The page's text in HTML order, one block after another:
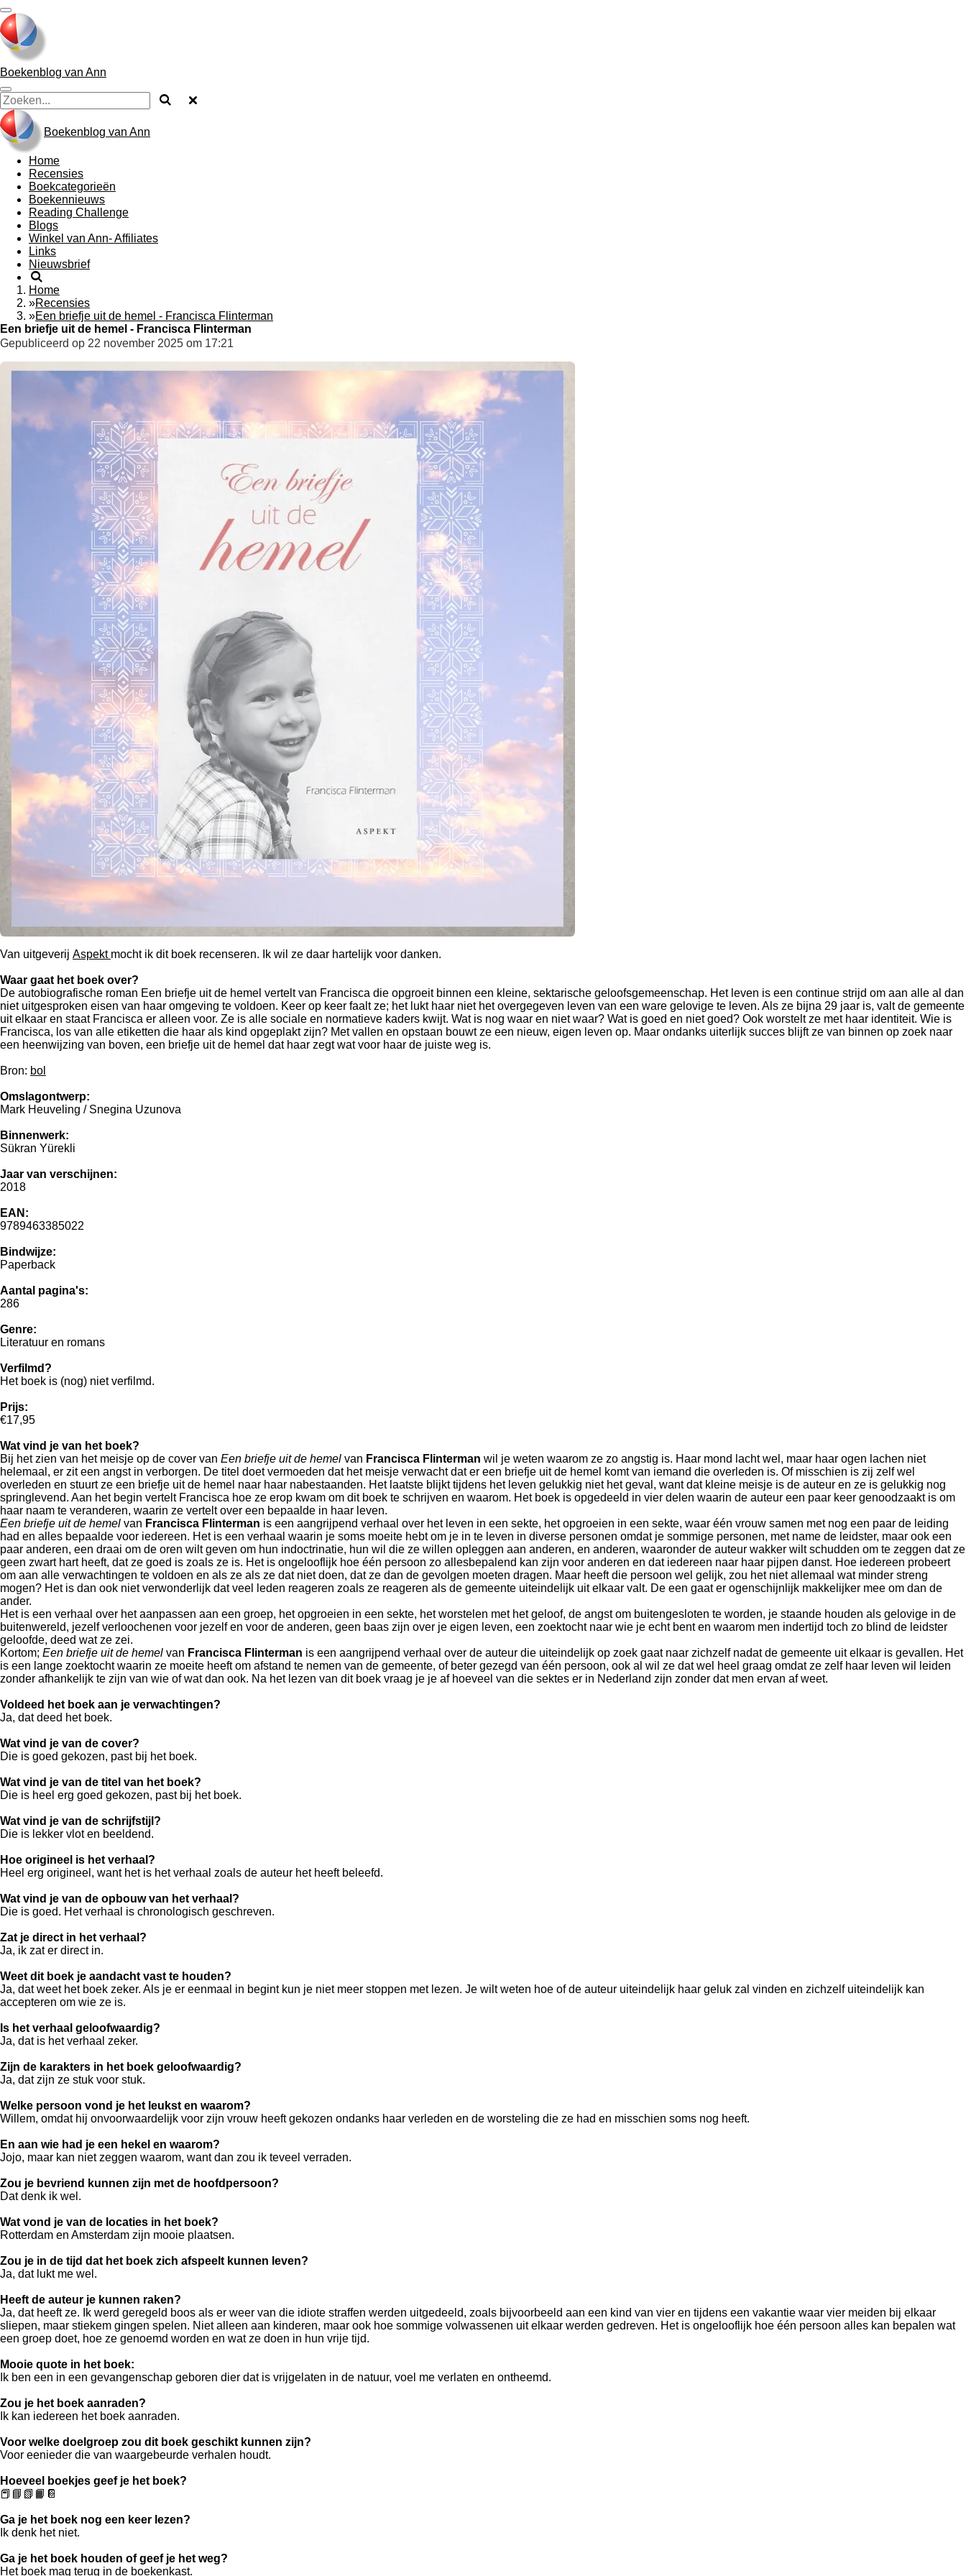
Ga
direct
naar
de
hoofdinhoud
Boekenblog van Ann
Boekenblog van Ann
Home
Recensies
Boekcategorieën
Boekennieuws
Reading Challenge
Blogs
Winkel van Ann- Affiliates
Links
Nieuwsbrief
Home
»Recensies
»Een briefje uit de hemel - Francisca Flinterman
Een briefje uit de hemel - Francisca Flinterman
Gepubliceerd op 22 november 2025 om 17:21
Van uitgeverij Aspekt mocht ik dit boek recenseren. Ik wil ze daar hartelijk voor danken.
Waar gaat het boek over?
De autobiografische roman Een briefje uit de hemel vertelt van Francisca die opgroeit binnen een kleine, sektarische geloofsgemeenschap. Het leven is een continue strijd om aan alle al dan
niet uitgesproken eisen van haar omgeving te voldoen. Keer op keer faalt ze; het lukt haar niet het overgegeven leven van een ware gelovige te leven. Als ze bijna 29 jaar is, valt de gemeente
uit elkaar en staat Francisca er alleen voor. Ze is alle sociale en normatieve kaders kwijt. Wat is nog waar en niet waar? Wat is goed en niet goed? Ook worstelt ze met haar identiteit. Wie is
Francisca, los van alle etiketten die haar als kind opgeplakt zijn? Met vallen en opstaan bouwt ze een nieuw, eigen leven op. Maar ondanks uiterlijk succes blijft ze van binnen op zoek naar
een heenwijzing van boven, een briefje uit de hemel dat haar zegt wat voor haar de juiste weg is.
Bron: bol
Omslagontwerp:
Mark Heuveling / Snegina Uzunova
Binnenwerk:
Sükran Yürekli
Jaar van verschijnen:
2018
EAN:
9789463385022
Bindwijze:
Paperback
Aantal pagina's:
286
Genre:
Literatuur en romans
Verfilmd?
Het boek is (nog) niet verfilmd.
Prijs:
€17,95
Wat vind je van het boek?
Bij het zien van het meisje op de cover van Een briefje uit de hemel van Francisca Flinterman wil je weten waarom ze zo angstig is. Haar mond lacht wel, maar haar ogen lachen niet
helemaal, er zit een angst in verborgen. De titel doet vermoeden dat het meisje verwacht dat er een briefje uit de hemel komt van iemand die overleden is. Of misschien is zij zelf wel
overleden en stuurt ze een briefje uit de hemel naar haar nabestaanden. Het laatste blijkt tijdens het leven gelukkig niet het geval, want dat kleine meisje is de auteur en ze is gelukkig nog
springlevend. Aan het begin vertelt Francisca hoe ze erop kwam om dit boek te schrijven en waarom. Het boek is opgedeeld in vier delen waarin de auteur een paar keer genoodzaakt is om
haar naam te veranderen, waarin ze vertelt over een bepaalde in haar leven.
Een briefje uit de hemel van Francisca Flinterman is een aangrijpend verhaal over het leven in een sekte, het opgroeien in een sekte, waar één vrouw samen met nog een paar de leiding
had en alles bepaalde voor iedereen. Het is een verhaal waarin je soms moeite hebt om je in te leven in diverse personen omdat je sommige personen, met name de leidster, maar ook een
paar anderen, een draai om de oren wilt geven om hun indoctrinatie, hun wil die ze willen opleggen aan anderen, en anderen, waaronder de auteur wakker wilt schudden om te zeggen dat ze
geen zwart hart heeft, dat ze goed is zoals ze is. Het is ongelooflijk hoe één persoon zo allesbepalend kan zijn voor anderen en dat iedereen naar haar pijpen danst. Hoe iedereen probeert
om aan alle verwachtingen te voldoen en als ze als ze dat niet doen, dat ze dan de gevolgen moeten dragen. Maar heeft die persoon wel gelijk, zou het niet allemaal wat minder streng
mogen? Het is dan ook niet verwonderlijk dat veel leden reageren zoals ze reageren als de gemeente uiteindelijk uit elkaar valt. De een gaat er ogenschijnlijk makkelijker mee om dan de
ander.
Het is een verhaal over het aanpassen aan een groep, het opgroeien in een sekte, het worstelen met het geloof, de angst om buitengesloten te worden, je staande houden als gelovige in de
buitenwereld, jezelf verloochenen voor jezelf en voor de anderen, geen baas zijn over je eigen leven, een zoektocht naar wie je echt bent en waarom men indertijd toch zo blind de leidster
geloofde, deed wat ze zei.
Kortom; Een briefje uit de hemel van Francisca Flinterman is een aangrijpend verhaal over de auteur die uiteindelijk op zoek gaat naar zichzelf nadat de gemeente uit elkaar is gevallen. Het
is een lange zoektocht waarin ze moeite heeft om afstand te nemen van de gemeente, of beter gezegd van één persoon, ook al wil ze dat wel heel graag omdat ze zelf haar leven wil leiden
zonder afhankelijk te zijn van wie of wat dan ook. Na het lezen van dit boek vraag je je af hoeveel van die sektes er in Nederland zijn zonder dat men ervan af weet.
Voldeed het boek aan je verwachtingen?
Ja, dat deed het boek.
Wat vind je van de cover?
Die is goed gekozen, past bij het boek.
Wat vind je van de titel van het boek?
Die is heel erg goed gekozen, past bij het boek.
Wat vind je van de schrijfstijl?
Die is lekker vlot en beeldend.
Hoe origineel is het verhaal?
Heel erg origineel, want het is het verhaal zoals de auteur het heeft beleefd.
Wat vind je van de opbouw van het verhaal?
Die is goed. Het verhaal is chronologisch geschreven.
Zat je direct in het verhaal?
Ja, ik zat er direct in.
Weet dit boek je aandacht vast te houden?
Ja, dat weet het boek zeker. Als je er eenmaal in begint kun je niet meer stoppen met lezen. Je wilt weten hoe of de auteur uiteindelijk haar geluk zal vinden en zichzelf uiteindelijk kan
accepteren om wie ze is.
Is het verhaal geloofwaardig?
Ja, dat is het verhaal zeker.
Zijn de karakters in het boek geloofwaardig?
Ja, dat zijn ze stuk voor stuk.
Welke persoon vond je het leukst en waarom?
Willem, omdat hij onvoorwaardelijk voor zijn vrouw heeft gekozen ondanks haar verleden en de worsteling die ze had en misschien soms nog heeft.
En aan wie had je een hekel en waarom?
Jojo, maar kan niet zeggen waarom, want dan zou ik teveel verraden.
Zou je bevriend kunnen zijn met de hoofdpersoon?
Dat denk ik wel.
Wat vond je van de locaties in het boek?
Rotterdam en Amsterdam zijn mooie plaatsen.
Zou je in de tijd dat het boek zich afspeelt kunnen leven?
Ja, dat lukt me wel.
Heeft de auteur je kunnen raken?
Ja, dat heeft ze. Ik werd geregeld boos als er weer van die idiote straffen werden uitgedeeld, zoals bijvoorbeeld aan een kind van vier en tijdens een vakantie waar vier meiden bij elkaar
sliepen, maar stiekem gingen spelen. Niet alleen aan kinderen, maar ook hoe sommige volwassenen uit elkaar werden gedreven. Het is ongelooflijk hoe één persoon alles kan bepalen wat
een groep doet, hoe ze genoemd worden en wat ze doen in hun vrije tijd.
Mooie quote in het boek:
Ik ben een in een gevangenschap geboren dier dat is vrijgelaten in de natuur, voel me verlaten en ontheemd.
Zou je het boek aanraden?
Ik kan iedereen het boek aanraden.
Voor welke doelgroep zou dit boek geschikt kunnen zijn?
Voor eenieder die van waargebeurde verhalen houdt.
Hoeveel boekjes geef je het boek?
📕📘📗📙📔
Ga je het boek nog een keer lezen?
Ik denk het niet.
Ga je het boek houden of geef je het weg?
Het boek mag terug in de boekenkast.